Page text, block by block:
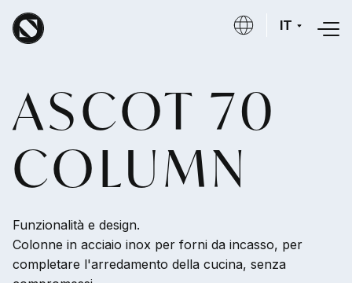
Salta al contenuto principale
IT
ASCOT 70
COLUMN
Funzionalità e design.
Colonne in acciaio inox per forni da incasso, per
completare l'arredamento della cucina, senza